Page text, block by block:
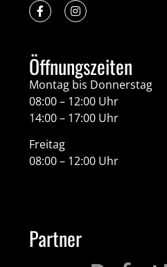
Öffnungszeiten
Montag bis Donnerstag
08:00 – 12:00 Uhr
14:00 – 17:00 Uhr
Freitag
08:00 – 12:00 Uhr
Partner